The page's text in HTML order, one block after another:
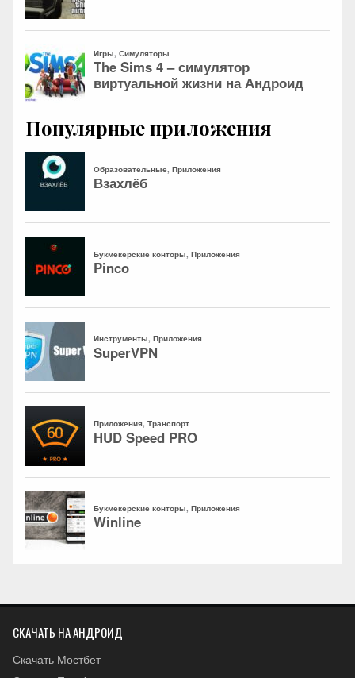
Популярные приложения
СКАЧАТЬ НА АНДРОИД
Скачать Мостбет